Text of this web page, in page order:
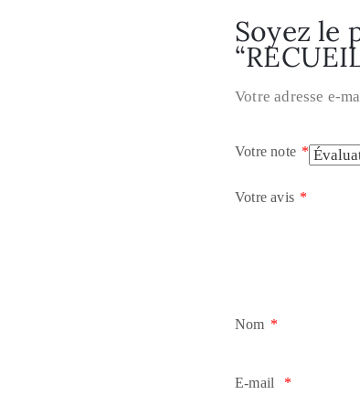
Soyez le
Votre adresse e-
Votre note *
Votre avis *
Nom *
E-mail *